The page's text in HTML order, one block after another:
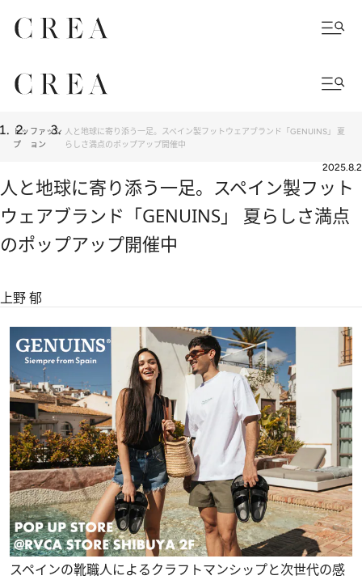
トッ
プ
ファッシ
ョン
人と地球に寄り添う一足。スペイン製フットウェアブランド「GENUINS」 夏
らしさ満点のポップアップ開催中
2025.8.2
人と地球に寄り添う一足。スペイン製フット
ウェアブランド「GENUINS」 夏らしさ満点
のポップアップ開催中
上野 郁
スペインの靴職人によるクラフトマンシップと次世代の感